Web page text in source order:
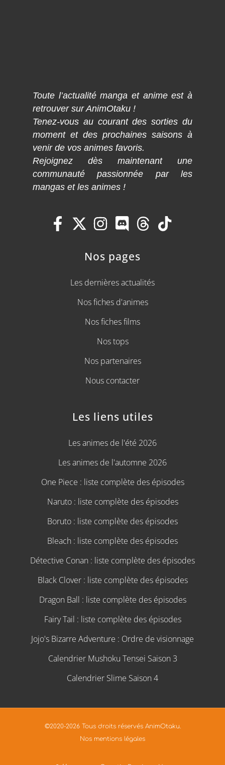
Toute l’actualité manga et anime est à
retrouver sur AnimOtaku !
Tenez-vous au courant des sorties du
moment et des prochaines saisons à
venir de vos animes favoris.
Rejoignez dès maintenant une
communauté passionnée par les
mangas et les animes !
Nos pages
Les dernières actualités
Nos fiches d'animes
Nos fiches films
Nos tops
Nos partenaires
Nous contacter
Les liens utiles
Les animes de l'été 2026
Les animes de l'automne 2026
One Piece : liste complète des épisodes
Naruto : liste complète des épisodes
Boruto : liste complète des épisodes
Bleach : liste complète des épisodes
Détective Conan : liste complète des épisodes
Black Clover : liste complète des épisodes
Dragon Ball : liste complète des épisodes
Fairy Tail : liste complète des épisodes
Jojo's Bizarre Adventure : Ordre de visionnage
Calendrier Mushoku Tensei Saison 3
Calendrier Slime Saison 4
©2020-2026 Tous droits réservés AnimOtaku.
Nos mentions légales